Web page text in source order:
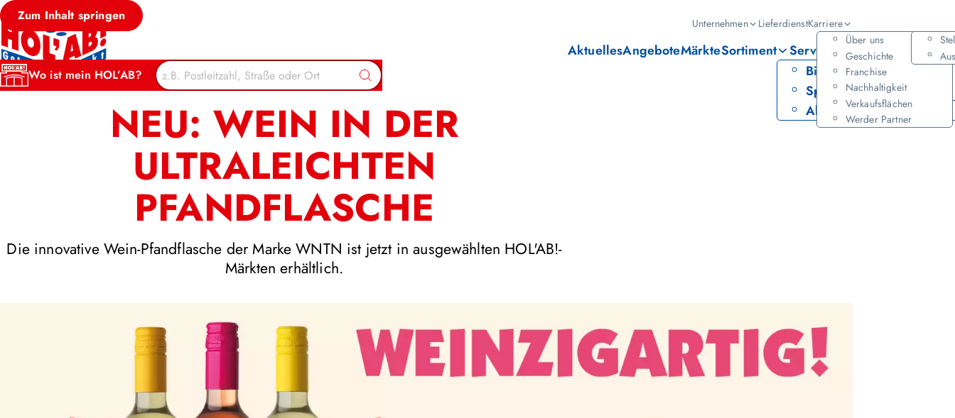
Zum Inhalt springen
AktuellesAngeboteMärkteSortiment
Bier
Spirituosen
Alkoholfrei
Services
PAYBACK
Leihservice
Unternehmen
Über uns
Geschichte
Franchise
Nachhaltigkeit
Verkaufsflächen
Werder Partner
LieferdienstKarriere
Wo ist mein HOL’AB? Suchen
Zurück zur Übersicht
NEU: WEIN IN DER
ULTRALEICHTEN
PFANDFLASCHE
Die innovative Wein-Pfandflasche der Marke WNTN ist jetzt in ausgewählten HOL'AB!-
Märkten erhältlich.